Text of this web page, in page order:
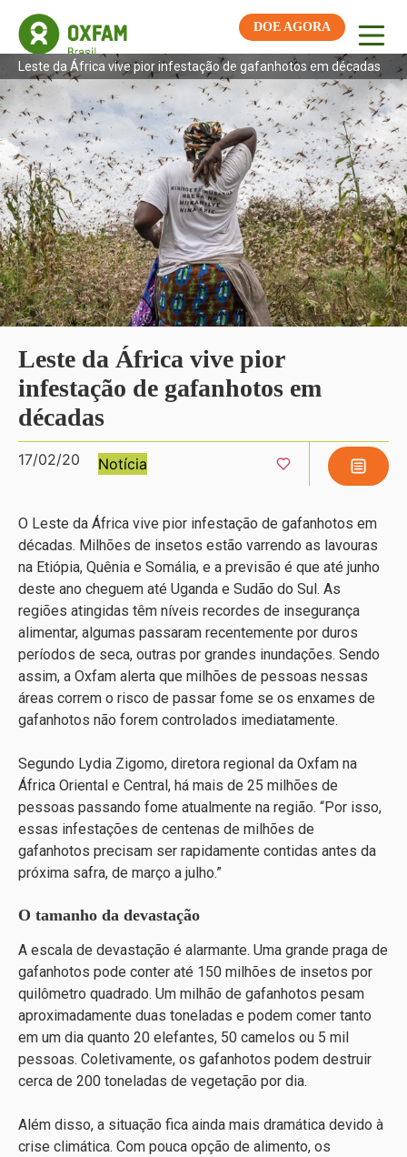
DOE AGORA
Leste da África vive pior infestação de gafanhotos em décadas
Leste da África vive pior
infestação de gafanhotos em
décadas
17/02/20 Notícia
O Leste da África vive pior infestação de gafanhotos em
décadas. Milhões de insetos estão varrendo as lavouras
na Etiópia, Quênia e Somália, e a previsão é que até junho
deste ano cheguem até Uganda e Sudão do Sul. As
regiões atingidas têm níveis recordes de insegurança
alimentar, algumas passaram recentemente por duros
períodos de seca, outras por grandes inundações. Sendo
assim, a Oxfam alerta que milhões de pessoas nessas
áreas correm o risco de passar fome se os enxames de
gafanhotos não forem controlados imediatamente.
Segundo Lydia Zigomo, diretora regional da Oxfam na
África Oriental e Central, há mais de 25 milhões de
pessoas passando fome atualmente na região. “Por isso,
essas infestações de centenas de milhões de
gafanhotos precisam ser rapidamente contidas antes da
próxima safra, de março a julho.”
O tamanho da devastação
A escala de devastação é alarmante. Uma grande praga de
gafanhotos pode conter até 150 milhões de insetos por
quilômetro quadrado. Um milhão de gafanhotos pesam
aproximadamente duas toneladas e podem comer tanto
em um dia quanto 20 elefantes, 50 camelos ou 5 mil
pessoas. Coletivamente, os gafanhotos podem destruir
cerca de 200 toneladas de vegetação por dia.
Além disso, a situação fica ainda mais dramática devido à
crise climática. Com pouca opção de alimento, os